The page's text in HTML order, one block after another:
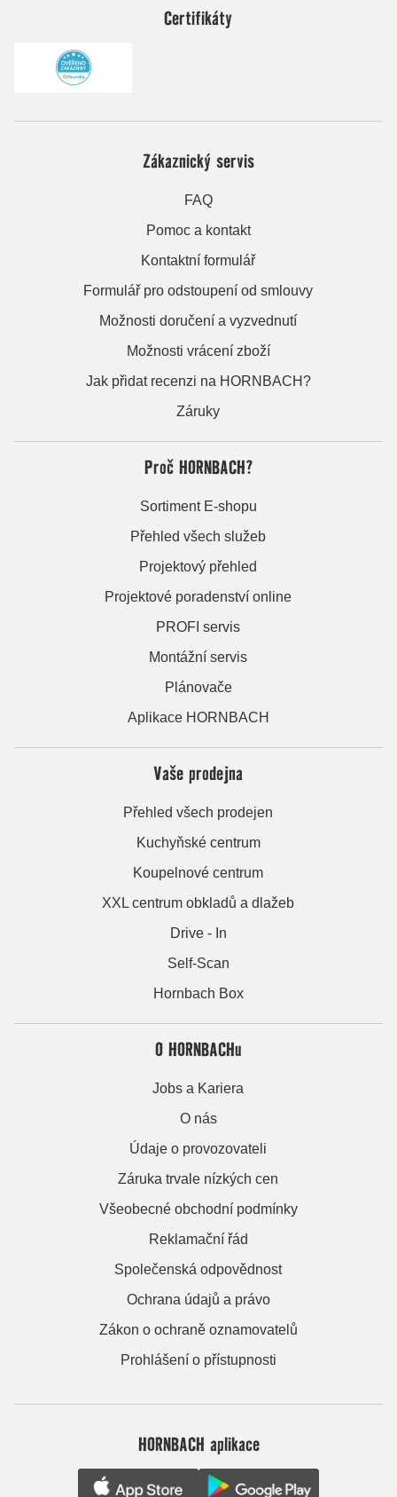
Certifikáty
Zákaznický servis
FAQ
Pomoc a kontakt
Kontaktní formulář
Formulář pro odstoupení od smlouvy
Možnosti doručení a vyzvednutí
Možnosti vrácení zboží
Jak přidat recenzi na HORNBACH?
Záruky
Proč HORNBACH?
Sortiment E-shopu
Přehled všech služeb
Projektový přehled
Projektové poradenství online
PROFI servis
Montážní servis
Plánovače
Aplikace HORNBACH
Vaše prodejna
Přehled všech prodejen
Kuchyňské centrum
Koupelnové centrum
XXL centrum obkladů a dlažeb
Drive - In
Self-Scan
Hornbach Box
O HORNBACHu
Jobs a Kariera
O nás
Údaje o provozovateli
Záruka trvale nízkých cen
Všeobecné obchodní podmínky
Reklamační řád
Společenská odpovědnost
Ochrana údajů a právo
Zákon o ochraně oznamovatelů
Prohlášení o přístupnosti
HORNBACH aplikace